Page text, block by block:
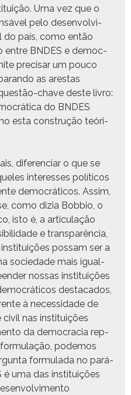
Uma vez que o
pelo desen­volvi­
país, como então
entre BNDES e democ­
pre­cis­ar um pouco
as arestas
chave deste livro:
do BNDES
esta con­strução teóri­
difer­en­ciar o que se
inter­ess­es políti­cos
democráti­cos. Assim,
como dizia Bob­bio, o
isto é, a artic­u­lação
e transparên­cia,
pos­sam ser a
sociedade mais igual­
nos­sas insti­tu­ições
desta­ca­dos,
à neces­si­dade de
nas insti­tu­ições
da democ­ra­cia rep­
podemos
for­mu­la­da no pará­
é uma das insti­tu­ições